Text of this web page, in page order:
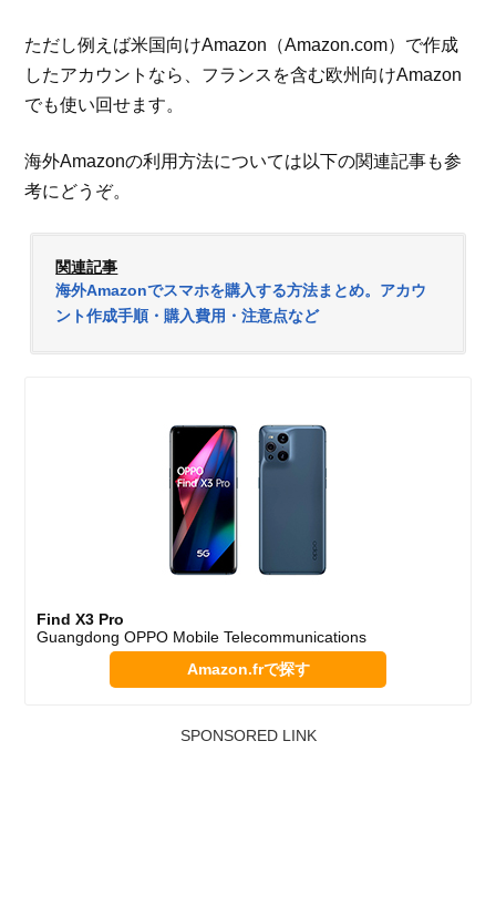
ただし例えば米国向けAmazon（Amazon.com）で作成
したアカウントなら、フランスを含む欧州向けAmazon
でも使い回せます。
海外Amazonの利用方法については以下の関連記事も参
考にどうぞ。
関連記事
海外Amazonでスマホを購入する方法まとめ。アカウ
ント作成手順・購入費用・注意点など
Find X3 Pro
Guangdong OPPO Mobile Telecommunications
Amazon.frで探す
SPONSORED LINK